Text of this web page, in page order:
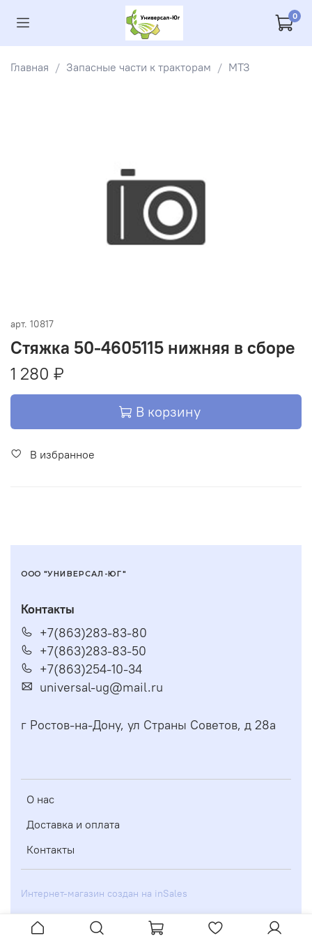
0
Главная Запасные части к тракторам МТЗ
арт. 10817
Стяжка 50-4605115 нижняя в сборе
1 280 ₽
В корзину
В избранное
ООО "УНИВЕРСАЛ-ЮГ"
О нас
Доставка и оплата
Контакты
Контакты
+7(863)283-83-80
+7(863)283-83-50
+7(863)254-10-34
universal-ug@mail.ru
г Ростов-на-Дону, ул Страны Советов, д 28а
Интернет-магазин создан на inSales